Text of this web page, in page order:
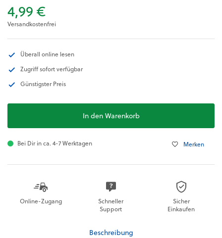
4,99 €
Versandkostenfrei
Überall online lesen
Zugriff sofort verfügbar
Günstigster Preis
In den Warenkorb
Bei Dir in ca. 4-7 Werktagen Merken
Online-Zugang
Schneller
Support
Sicher
Einkaufen
Beschreibung